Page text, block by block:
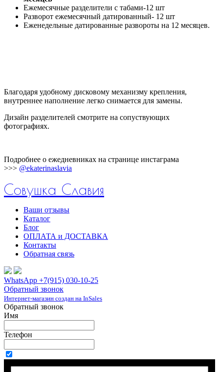
Ежемесячные разделители с табами-12 шт
Разворот ежемесячный датированный- 12 шт
Еженедельные датированные развороты на 12 месяцев.
Благодаря удобному дисковому механизму крепления,
внутреннее наполнение легко снимается для замены.
Дизайн разделителей смотрите на сопуствующих
фотографиях.
Подробнее о ежедневниках на странице инстаграма
>>> @ekaterinaslavia
Совушка Славия
Ваши отзывы
Каталог
Блог
ОПЛАТА и ДОСТАВКА
Контакты
Обратная связь
WhatsApp +7(915) 030-10-25
Обратный звонок
Интернет-магазин создан на InSales
Обратный звонок
Имя
Телефон